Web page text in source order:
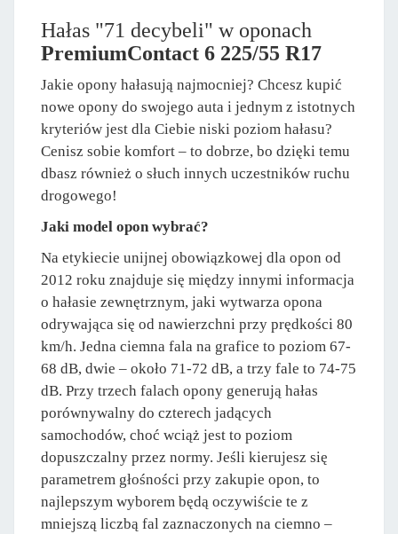
Hałas "71 decybeli" w oponach
PremiumContact 6 225/55 R17
Jakie opony hałasują najmocniej? Chcesz kupić
nowe opony do swojego auta i jednym z istotnych
kryteriów jest dla Ciebie niski poziom hałasu?
Cenisz sobie komfort – to dobrze, bo dzięki temu
dbasz również o słuch innych uczestników ruchu
drogowego!
Jaki model opon wybrać?
Na etykiecie unijnej obowiązkowej dla opon od
2012 roku znajduje się między innymi informacja
o hałasie zewnętrznym, jaki wytwarza opona
odrywająca się od nawierzchni przy prędkości 80
km/h. Jedna ciemna fala na grafice to poziom 67-
68 dB, dwie – około 71-72 dB, a trzy fale to 74-75
dB. Przy trzech falach opony generują hałas
porównywalny do czterech jadących
samochodów, choć wciąż jest to poziom
dopuszczalny przez normy. Jeśli kierujesz się
parametrem głośności przy zakupie opon, to
najlepszym wyborem będą oczywiście te z
mniejszą liczbą fal zaznaczonych na ciemno –